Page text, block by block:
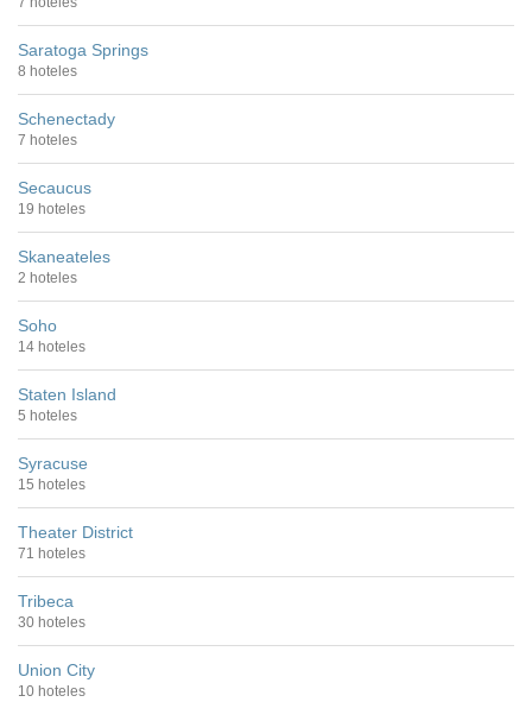
Saratoga Springs
8 hoteles
Schenectady
7 hoteles
Secaucus
19 hoteles
Skaneateles
2 hoteles
Soho
14 hoteles
Staten Island
5 hoteles
Syracuse
15 hoteles
Theater District
71 hoteles
Tribeca
30 hoteles
Union City
10 hoteles